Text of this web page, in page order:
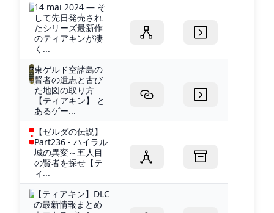
14 mai 2024 — そ
して先日発売され
たシリーズ最新作
のティアキンが凄
く...
東ゲルド空諸島の
賢者の遺志と古び
た地図の取り方
【ティアキン】 と
あるゲー...
【ゼルダの伝説】
Part236 - ハイラル
城の異変～五人目
の賢者を探せ【テ
ィ...
【ティアキン】DLC
の最新情報まとめ